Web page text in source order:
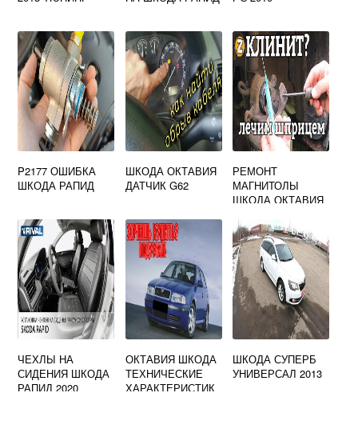
P2177 ОШИБКА
ШКОДА РАПИД
ШКОДА ОКТАВИЯ
ДАТЧИК G62
РЕМОНТ
МАГНИТОЛЫ
ШКОДА ОКТАВИЯ
ЧЕХЛЫ НА
СИДЕНИЯ ШКОДА
РАПИД 2020
ОКТАВИЯ ШКОДА
ТЕХНИЧЕСКИЕ
ХАРАКТЕРИСТИК
ШКОДА СУПЕРБ
УНИВЕРСАЛ 2013